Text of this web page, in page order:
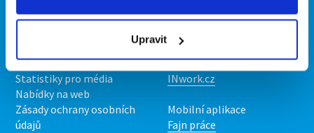
Upravit
Kontakt
Upravit předvolby cookies
Statistiky pro média
Nabídky na web
Zásady ochrany osobních
údajů
Mobilní aplikace
Nabídka práce z celé ČR
INwork.cz
Mobilní aplikace
Fajn práce